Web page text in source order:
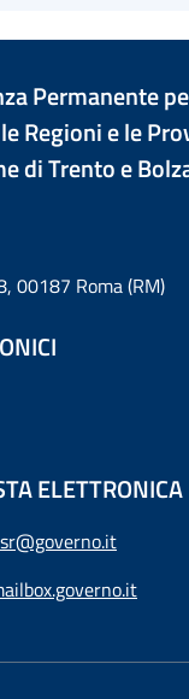
Permanente
Regioni e le
di Trento e
00187 Roma (RM)
ELETTRONICA